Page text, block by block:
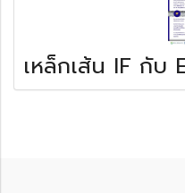
เหล็กเส้น IF กับ